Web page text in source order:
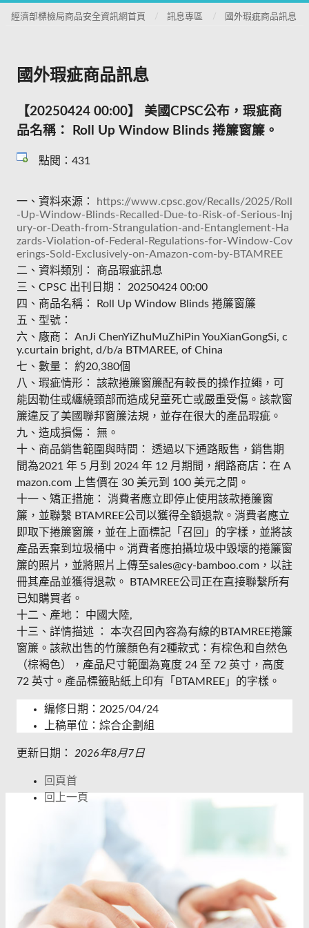
經濟部標檢局商品安全資訊網首頁 訊息專區 國外瑕疵商品訊息
國外瑕疵商品訊息
【20250424 00:00】 美國CPSC公布，瑕疵商
品名稱： Roll Up Window Blinds 捲簾窗簾。
點閱：431
一、資料來源：
https://www.cpsc.gov/Recalls/2025/Roll
-Up-Window-Blinds-Recalled-Due-to-Risk-of-Serious-Inj
ury-or-Death-from-Strangulation-and-Entanglement-Ha
zards-Violation-of-Federal-Regulations-for-Window-Cov
erings-Sold-Exclusively-on-Amazon-com-by-BTAMREE
二、資料類別： 商品瑕疵訊息
三、CPSC 出刊日期： 20250424 00:00
四、商品名稱： Roll Up Window Blinds 捲簾窗簾
五、型號：
六、廠商： AnJi ChenYiZhuMuZhiPin YouXianGongSi, c
y.curtain bright, d/b/a BTMAREE, of China
七、數量： 約20,380個
八、瑕疵情形： 該款捲簾窗簾配有較長的操作拉繩，可
能因勒住或纏繞頸部而造成兒童死亡或嚴重受傷。該款窗
簾違反了美國聯邦窗簾法規，並存在很大的產品瑕疵。
九、造成損傷： 無。
十、商品銷售範圍與時間： 透過以下通路販售，銷售期
間為2021 年 5 月到 2024 年 12 月期間，網路商店：在 A
mazon.com 上售價在 30 美元到 100 美元之間。
十一、矯正措施： 消費者應立即停止使用該款捲簾窗
簾，並聯繫 BTAMREE公司以獲得全額退款。消費者應立
即取下捲簾窗簾，並在上面標記「召回」的字樣，並將該
產品丟棄到垃圾桶中。消費者應拍攝垃圾中毀壞的捲簾窗
簾的照片，並將照片上傳至sales@cy-bamboo.com，以註
冊其產品並獲得退款。 BTAMREE公司正在直接聯繫所有
已知購買者。
十二、產地： 中國大陸,
十三、詳情描述 ： 本次召回內容為有線的BTAMREE捲簾
窗簾。該款出售的竹簾顏色有2種款式：有棕色和自然色
（棕褐色），產品尺寸範圍為寬度 24 至 72 英寸，高度
72 英寸。產品標籤貼紙上印有「BTAMREE」的字樣。
編修日期：2025/04/24
上稿單位：綜合企劃組
更新日期： 2026年8月7日
回頁首
回上一頁